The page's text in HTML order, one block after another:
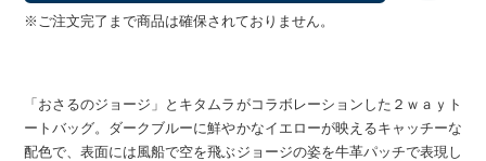
※ご注文完了まで商品は確保されておりません。
「おさるのジョージ」とキタムラがコラボレーションした２ｗａｙト
ートバッグ。ダークブルーに鮮やかなイエローが映えるキャッチーな
配色で、表面には風船で空を飛ぶジョージの姿を牛革パッチで表現し